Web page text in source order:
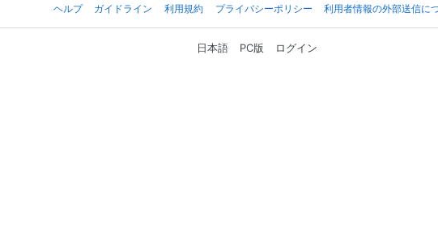
ヘルプ
ガイドライン 利用規約 プライバシーポリシー 利用者情報の外部送信に
日本語 PC版 ログイン